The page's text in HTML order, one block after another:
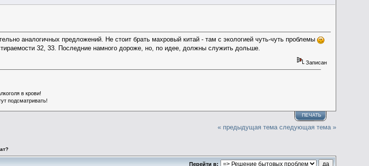
аналогичных предложений. Не стоит брать махровый китай - там с экологией чуть-чуть проблемы
32, 33. Последние намного дороже, но, по идее, должны служить дольше.
Записан
в крови!
подсматривать!
ПЕЧАТЬ
« предыдущая тема следующая тема »
Перейти в: